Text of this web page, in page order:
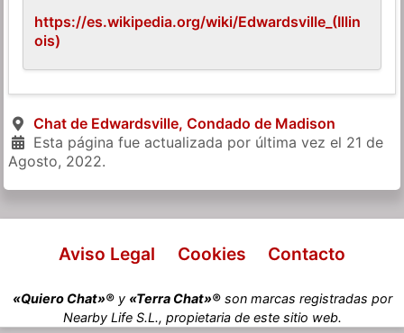
https://es.wikipedia.org/wiki/Edwardsville_(Illin
ois)
Chat de Edwardsville, Condado de Madison
Esta página fue actualizada por última vez el 21 de
Agosto, 2022.
Aviso Legal Cookies Contacto
«Quiero Chat»®y «Terra Chat»®son marcas registradas por
Nearby Life S.L., propietaria de este sitio web.